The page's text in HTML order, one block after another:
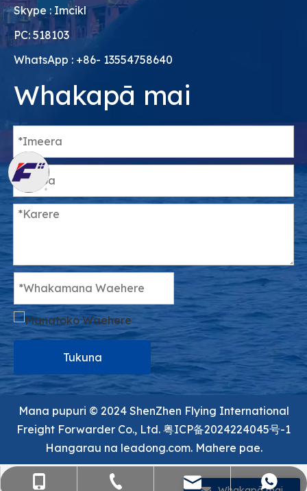
Skype : Imcikl
PC: 518103
WhatsApp : +86- 13554758640
Whakapā mai
Tukuna
+86- 15818568920
+86-755-36973380
sales@flying-trans.com
+86 13554758640
Mana pupuri ©️ 2024 ShenZhen Flying International
Freight Forwarder Co., Ltd. 粤ICP备2024224045号-1
Hangarau na leadong.com. Mahere pae.